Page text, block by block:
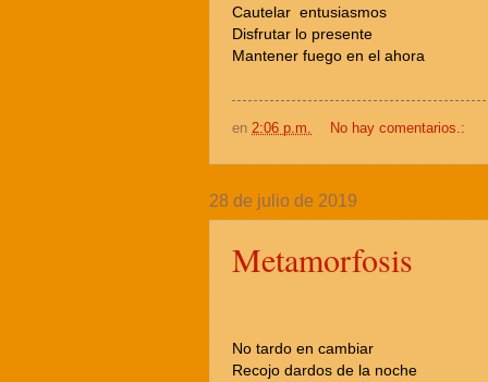
Cautelar entusiasmos
Disfrutar lo presente
Mantener fuego en el ahora
en 2:06 p.m. No hay comentarios.:
28 de julio de 2019
Metamorfosis
No tardo en cambiar
Recojo dardos de la noche